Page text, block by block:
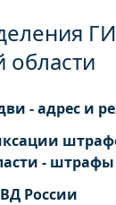
области
- адрес и
-
России